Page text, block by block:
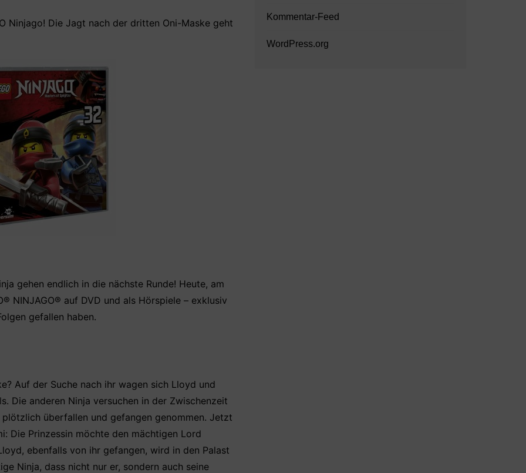
Ninjago! Die Jagt nach der dritten Oni-Maske geht
gehen endlich in die nächste Runde! Heute, am
NINJAGO® auf DVD und als Hörspiele – exklusiv
gefallen haben.
Auf der Suche nach ihr wagen sich Lloyd und
Die anderen Ninja versuchen in der Zwischenzeit
überfallen und gefangen genommen. Jetzt
Die Prinzessin möchte den mächtigen Lord
ebenfalls von ihr gefangen, wird in den Palast
Ninja, dass nicht nur er, sondern auch seine
Kommentar-Feed
WordPress.org